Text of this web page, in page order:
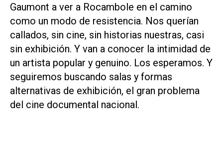
Gaumont a ver a Rocambole en el camino
como un modo de resistencia. Nos querían
callados, sin cine, sin historias nuestras, casi
sin exhibición. Y van a conocer la intimidad de
un artista popular y genuino. Los esperamos. Y
seguiremos buscando salas y formas
alternativas de exhibición, el gran problema
del cine documental nacional.